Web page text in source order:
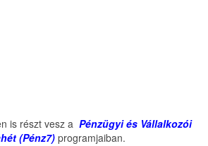
is részt vesz a Pénzügyi és Vállalkozói
(Pénz7)programjaiban.